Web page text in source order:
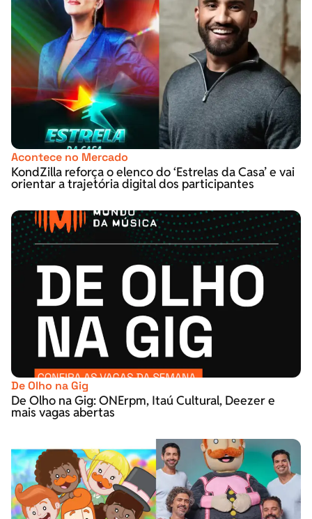
Acontece no Mercado
KondZilla reforça o elenco do ‘Estrelas da Casa’ e vai
orientar a trajetória digital dos participantes
De Olho na Gig
De Olho na Gig: ONErpm, Itaú Cultural, Deezer e
mais vagas abertas